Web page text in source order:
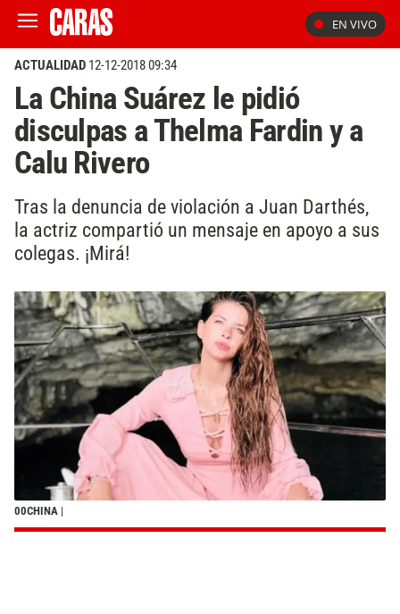
EN VIVO
ACTUALIDAD 12-12-2018 09:34
La China Suárez le pidió
disculpas a Thelma Fardin y a
Calu Rivero
Tras la denuncia de violación a Juan Darthés,
la actriz compartió un mensaje en apoyo a sus
colegas. ¡Mirá!
00CHINA |